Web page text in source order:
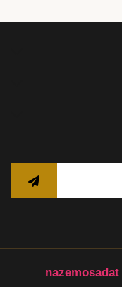
nazemosadat